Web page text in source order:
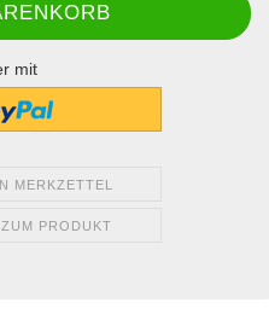
mit
MERKZETTEL
PRODUKT